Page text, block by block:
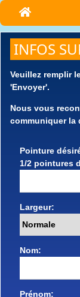
INFOS
Veuillez remplir
'Envoyer'.
Nous vous
communiquer la
Pointure
1/2 pointures
Largeur:
Nom:
Prénom: